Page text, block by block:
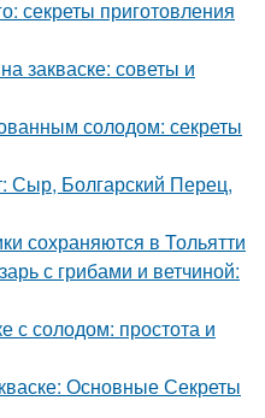
секреты приготовления
закваске: советы и
солодом: секреты
Сыр, Болгарский Перец,
сохраняются в Тольятти
с грибами и ветчиной:
с солодом: простота и
Основные Секреты